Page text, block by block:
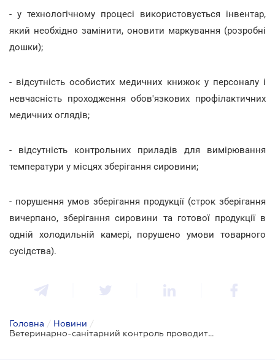
- у технологічному процесі використовується інвентар,
який необхідно замінити, оновити маркування (розробні
дошки);
- відсутність особистих медичних книжок у персоналу і
невчасність проходження обов'язкових профілактичних
медичних оглядів;
- відсутність контрольних приладів для вимірювання
температури у місцях зберігання сировини;
- порушення умов зберігання продукції (строк зберігання
вичерпано, зберігання сировини та готової продукції в
одній холодильній камері, порушено умови товарного
сусідства).
Головна / Новини /
Ветеринарно-санітарний контроль проводитиме Міжвідомча мобільна група